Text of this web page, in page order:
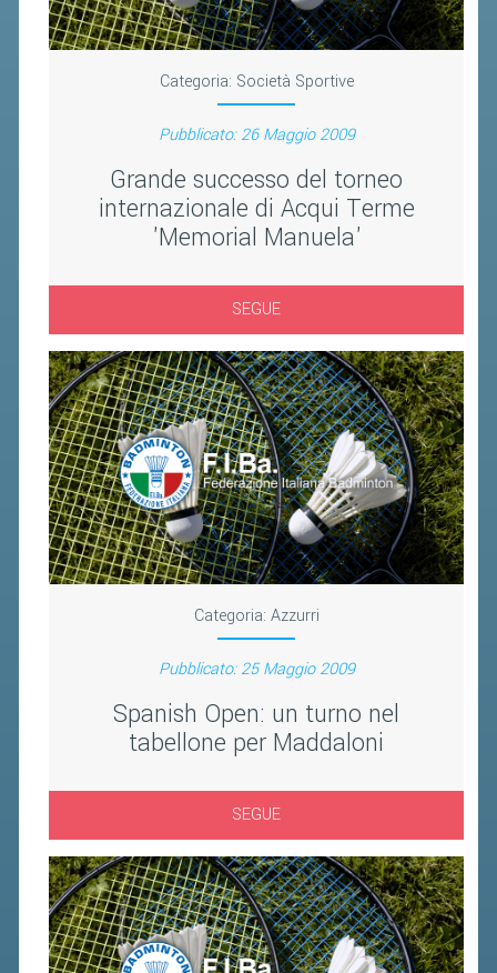
Categoria: Società Sportive
Pubblicato: 26 Maggio 2009
Grande successo del torneo
internazionale di Acqui Terme
'Memorial Manuela'
SEGUE
Categoria: Azzurri
Pubblicato: 25 Maggio 2009
Spanish Open: un turno nel
tabellone per Maddaloni
SEGUE
BANDI DI GARA E CONTRATTI
WHISTLEBLOWING
SPORTELLO FISCALE
MODULISTICA
SCADENZARIO
AIRBADMINTON
TAPPE REGIONALI AIRBADMINTON
PICKLEBALL
FIBA PICKLEBALL TOUR
CLASSIFICHE PICKLEBALL
BANDI PUBBLICI
2026
2025
2023
2022
2021